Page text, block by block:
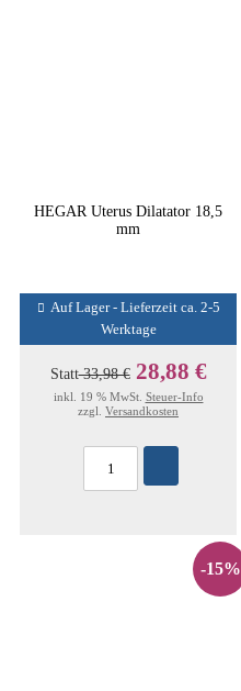
HEGAR Uterus Dilatator 18,5
mm
Auf Lager - Lieferzeit ca. 2-5
Werktage
Statt33,98 € 28,88 €
inkl. 19 % MwSt. Steuer-Info
zzgl. Versandkosten
-15%